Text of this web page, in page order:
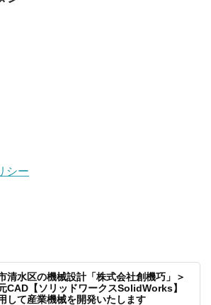
シー
清水区の機械設計「株式会社創機巧」＞
CAD【ソリッドワークスSolidWorks】
して産業機械を開発いたします